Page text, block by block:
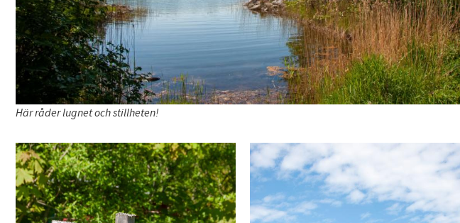
Här råder lugnet och stillheten!